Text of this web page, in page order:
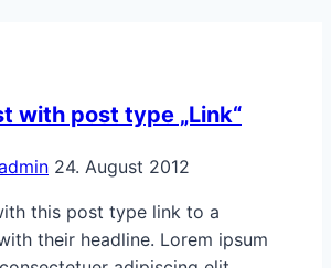
with post type „Link“
24. August 2012
this post type link to a
their headline. Lorem ipsum